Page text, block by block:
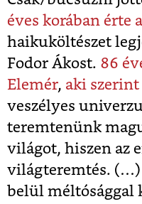
éves korában érte
haikuköltészet
Fodor Ákost. 86
Elemér, aki szerint
veszélyes
teremtenünk
világot, hiszen az
világteremtés. (…)
belül méltósággal